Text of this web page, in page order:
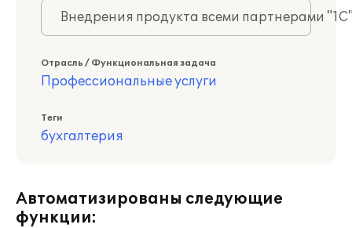
Внедрения продукта всеми партнерами
Отрасль / Функциональная задача
Профессиональные услуги
Теги
бухгалтерия
Автоматизированы следующие
функции: